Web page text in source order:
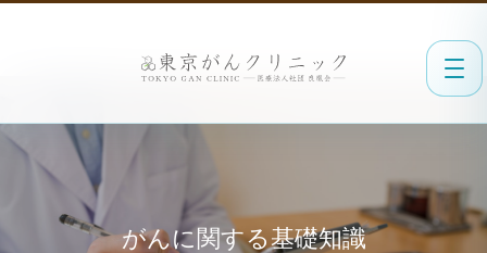
がんに関する基礎知識